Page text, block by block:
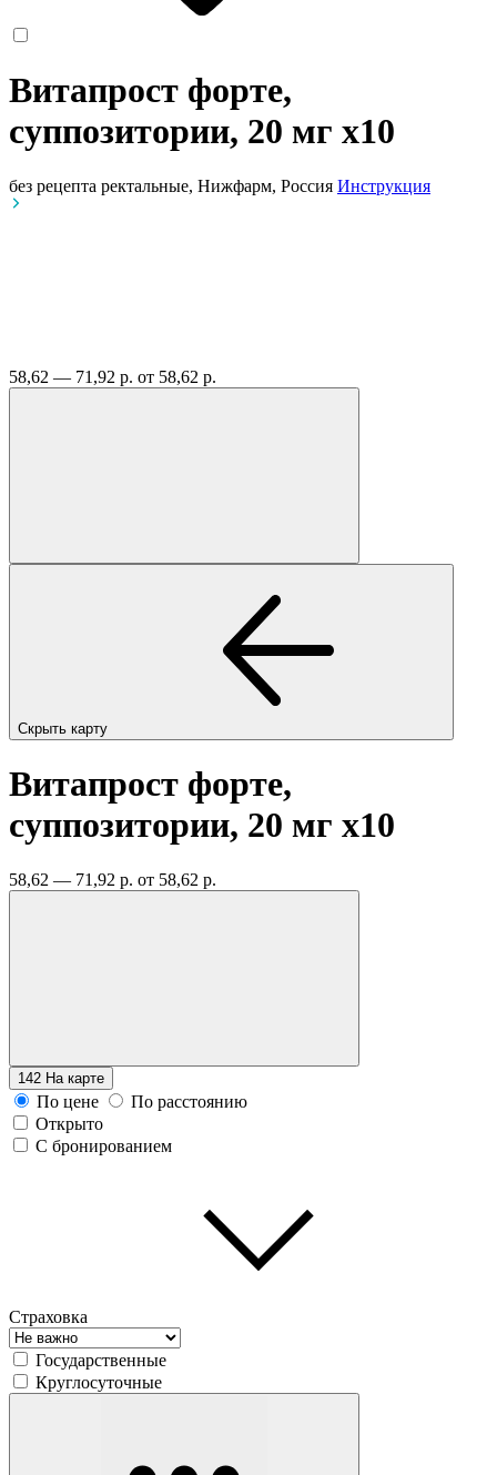
Витапрост форте,
суппозитории, 20 мг x10
без рецепта ректальные, Нижфарм, Россия Инструкция
58,62 — 71,92 р. от 58,62 р.
Скрыть карту
Витапрост форте,
суппозитории, 20 мг x10
58,62 — 71,92 р. от 58,62 р.
142 На карте
По цене
По расстоянию
Открыто
С бронированием
Страховка
Государственные
Круглосуточные